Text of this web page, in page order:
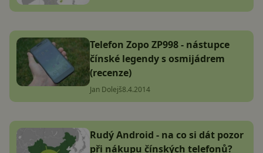
Telefon Zopo ZP998 - nástupce
čínské legendy s osmijádrem
(recenze)
Jan Dolejš8.4.2014
Rudý Android - na co si dát pozor
při nákupu čínských telefonů?